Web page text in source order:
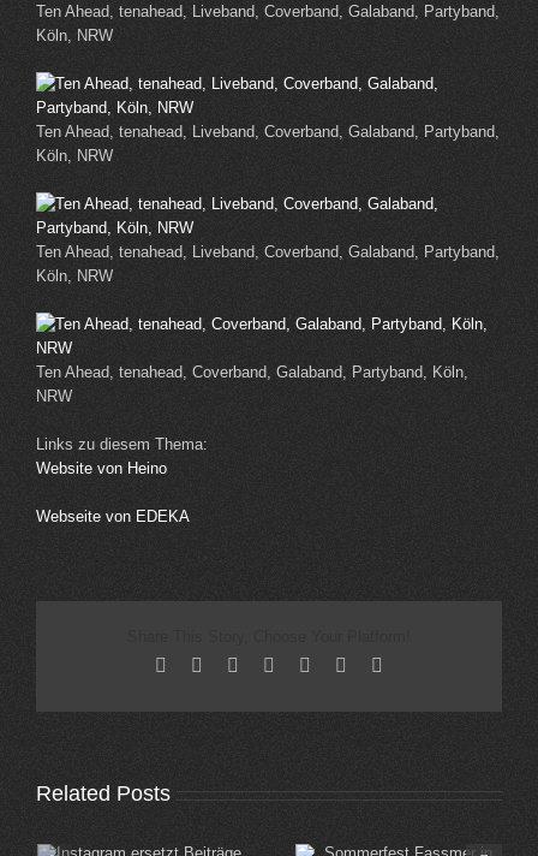
Ten Ahead, tenahead, Liveband, Coverband, Galaband, Partyband,
Köln, NRW
Ten Ahead, tenahead, Liveband, Coverband, Galaband, Partyband,
Köln, NRW
Ten Ahead, tenahead, Liveband, Coverband, Galaband, Partyband,
Köln, NRW
Ten Ahead, tenahead, Coverband, Galaband, Partyband, Köln,
NRW
Links zu diesem Thema:
Website von Heino
Webseite von EDEKA
Facebook Reddit LinkedIn
TumblrPinterest
Related Posts